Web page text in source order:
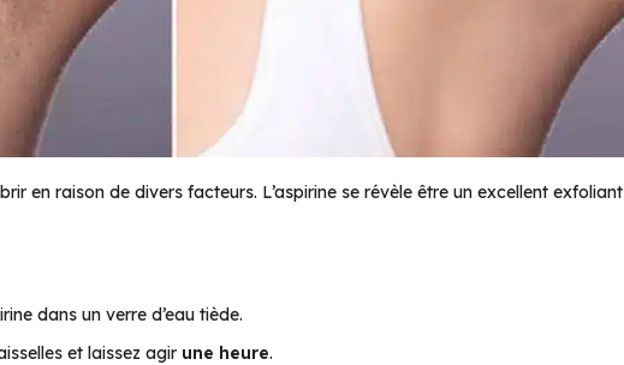
en raison de divers facteurs. L’aspirine se révèle être un excellent exfoliant
dans un verre d’eau tiède.
et laissez agir une heure.